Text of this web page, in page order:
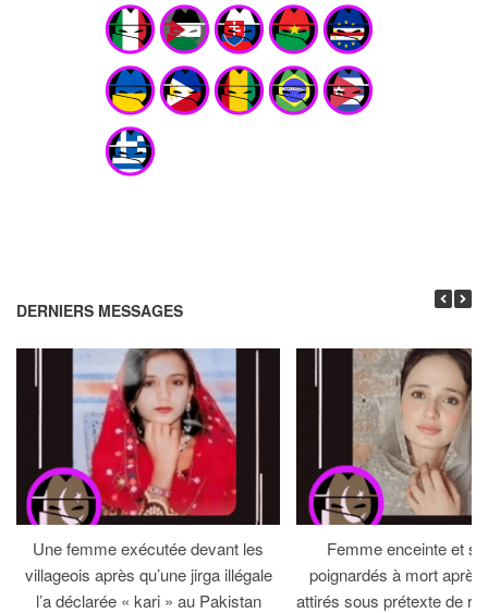
DERNIERS MESSAGES
Une femme exécutée devant les
villageois après qu’une jirga illégale
l’a déclarée « kari » au Pakistan
Femme enceinte et
poignardés à mort après
attirés sous prétexte de